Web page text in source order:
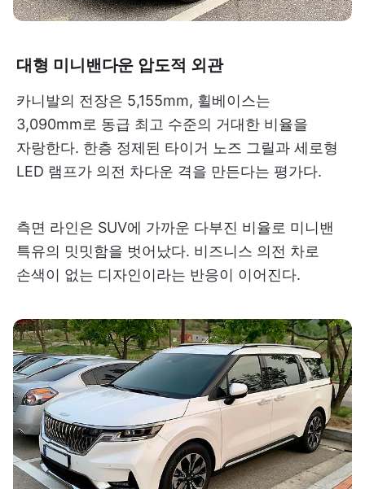
대형 미니밴다운 압도적 외관
카니발의 전장은 5,155mm, 휠베이스는
3,090mm로 동급 최고 수준의 거대한 비율을
자랑한다. 한층 정제된 타이거 노즈 그릴과 세로형
LED 램프가 의전 차다운 격을 만든다는 평가다.
측면 라인은 SUV에 가까운 다부진 비율로 미니밴
특유의 밋밋함을 벗어났다. 비즈니스 의전 차로
손색이 없는 디자인이라는 반응이 이어진다.